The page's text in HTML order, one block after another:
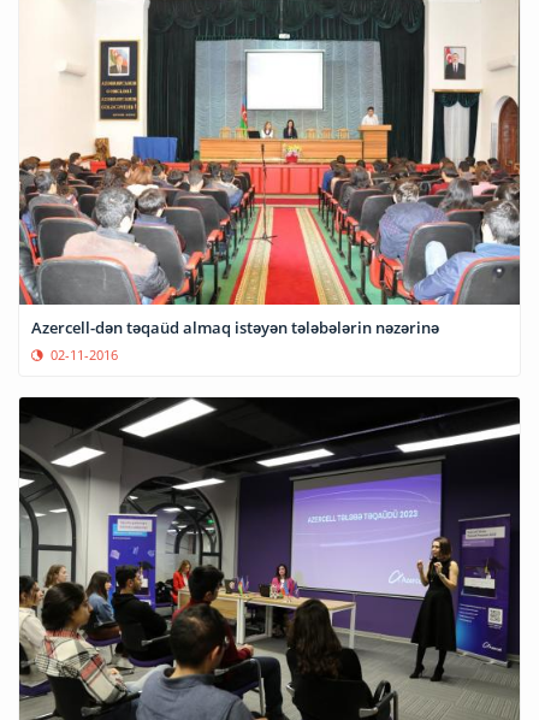
Azercell-dən təqaüd almaq istəyən tələbələrin nəzərinə
02-11-2016